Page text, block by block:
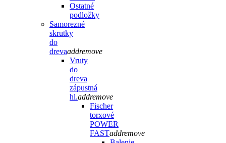
Ostatné
podložky
Samorezné
skrutky
do
drevaaddremove
Vruty
do
dreva
zápustná
hl.addremove
Fischer
torxové
POWER
FASTaddremove